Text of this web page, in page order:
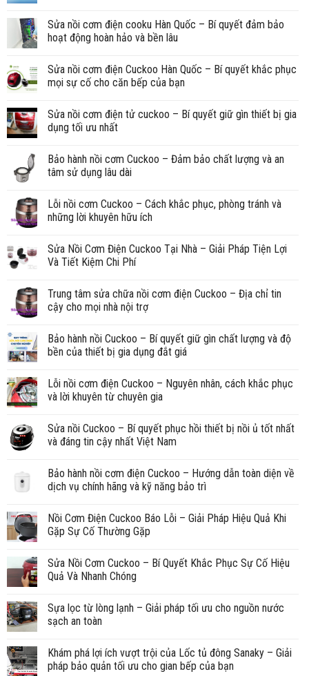
Sửa nồi cơm điện cooku Hàn Quốc – Bí quyết đảm bảo
hoạt động hoàn hảo và bền lâu
Sửa nồi cơm điện Cuckoo Hàn Quốc – Bí quyết khắc phục
mọi sự cố cho căn bếp của bạn
Sửa nồi cơm điện tử cuckoo – Bí quyết giữ gìn thiết bị gia
dụng tối ưu nhất
Bảo hành nồi cơm Cuckoo – Đảm bảo chất lượng và an
tâm sử dụng lâu dài
Lỗi nồi cơm Cuckoo – Cách khắc phục, phòng tránh và
những lời khuyên hữu ích
Sửa Nồi Cơm Điện Cuckoo Tại Nhà – Giải Pháp Tiện Lợi
Và Tiết Kiệm Chi Phí
Trung tâm sửa chữa nồi cơm điện Cuckoo – Địa chỉ tin
cậy cho mọi nhà nội trợ
Bảo hành nồi Cuckoo – Bí quyết giữ gìn chất lượng và độ
bền của thiết bị gia dụng đắt giá
Lỗi nồi cơm điện Cuckoo – Nguyên nhân, cách khắc phục
và lời khuyên từ chuyên gia
Sửa nồi Cuckoo – Bí quyết phục hồi thiết bị nồi ủ tốt nhất
và đáng tin cậy nhất Việt Nam
Bảo hành nồi cơm điện Cuckoo – Hướng dẫn toàn diện về
dịch vụ chính hãng và kỹ năng bảo trì
Nồi Cơm Điện Cuckoo Báo Lỗi – Giải Pháp Hiệu Quả Khi
Gặp Sự Cố Thường Gặp
Sửa Nồi Cơm Cuckoo – Bí Quyết Khắc Phục Sự Cố Hiệu
Quả Và Nhanh Chóng
Sựa lọc từ lòng lạnh – Giải pháp tối ưu cho nguồn nước
sạch an toàn
Khám phá lợi ích vượt trội của Lốc tủ đông Sanaky – Giải
pháp bảo quản tối ưu cho gian bếp của bạn